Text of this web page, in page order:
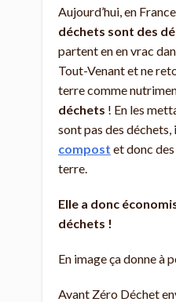
Aujourd’hui, en France,
déchets sont des
partent en en vrac
Tout-Venant et ne
terre comme
déchets ! En les
sont pas des
compost et donc
terre.
Elle a donc
déchets !
En image ça donne à
Avant Zéro Déchet